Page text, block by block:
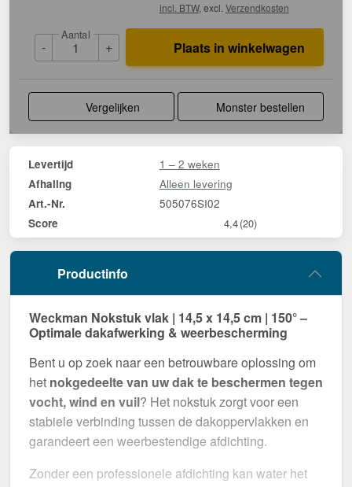
incl. BTW, excl. Verzendkosten
-
Aantal
+ Plaats in winkelwagen
Vergelijken Monster bestellen
Levertijd 1 – 2 weken
Afhaling Alleen levering
Art.-Nr. 505076SI02
Score 4,4(20)
Productinfo
Weckman Nokstuk vlak | 14,5 x 14,5 cm | 150° –
Optimale dakafwerking & weerbescherming
Bent u op zoek naar een betrouwbare oplossing om
het nokgedeelte van uw dak te beschermen tegen
vocht, wind en vuil? Het nokstuk zorgt voor een
stabiele verbinding tussen de dakoppervlakken en
garandeert een weerbestendige afdichting.
Zonder een professionele afdichting kan water het